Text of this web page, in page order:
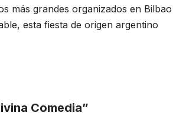
más grandes organizados en Bilbao
esta fiesta de origen argentino
Comedia”